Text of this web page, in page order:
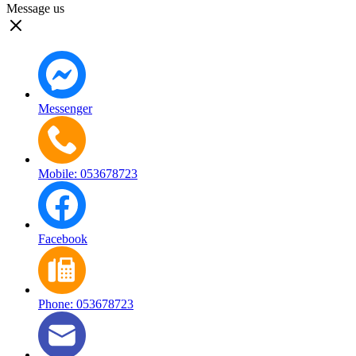
Message us
Messenger
Mobile: 053678723
Facebook
Phone: 053678723